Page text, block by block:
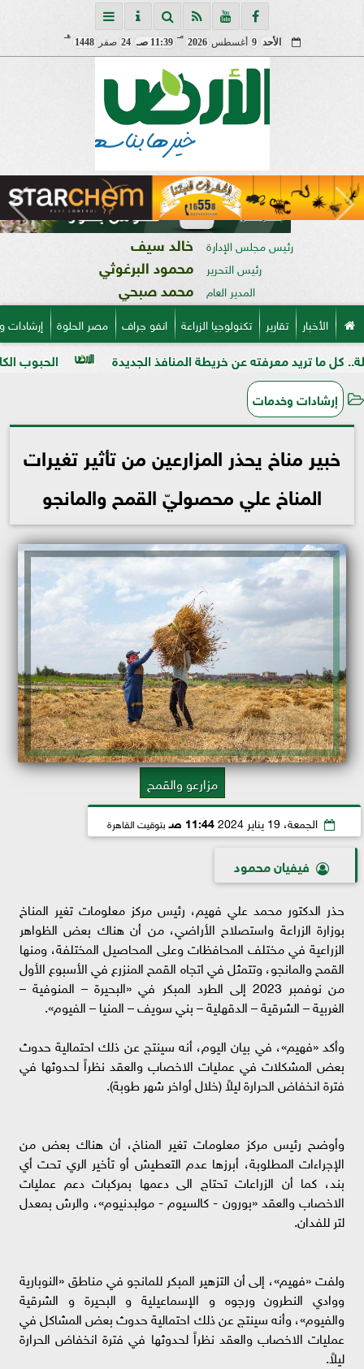
الأحد 9 أغسطس2026
مـ
11:39 صـ 24 صفر1448
هـ
رئيس مجلس الإدارة خالد سيف
رئيس التحرير محمود البرغوثي
المدير العام محمد صبحي
الأخبار تقارير تكنولوجيا الزراعة انفو جراف مصر الحلوة
الحبوب الكاملة معرفته عن خريطة المنافذ الجديدة
إرشادات وخدمات
خبير مناخ يحذر المزارعين من تأثير تغيرات
المناخ علي محصوليّ القمح والمانجو
مزارعو والقمح
الجمعة، 19 يناير 2024 11:44 صـ بتوقيت القاهرة
فيفيان محمود
حذر الدكتور محمد علي فهيم، رئيس مركز معلومات تغير المناخ
بوزارة الزراعة واستصلاح الأراضي، من أن هناك بعض الظواهر
الزراعية في مختلف المحافظات وعلى المحاصيل المختلفة، ومنها
القمح والمانجو، وتتمثل في اتجاه القمح المنزرع في الأسبوع الأول
من نوفمبر 2023 إلى الطرد المبكر في «البحيرة – المنوفية –
الغربية – الشرقية – الدقهلية – بني سويف – المنيا – الفيوم».
وأكد «فهيم»، في بيان اليوم، أنه سينتج عن ذلك احتمالية حدوث
بعض المشكلات في عمليات الاخصاب والعقد نظراً لحدوثها في
فترة انخفاض الحرارة ليلاً (خلال أواخر شهر طوبة).
وأوضح رئيس مركز معلومات تغير المناخ، أن هناك بعض من
الإجراءات المطلوبة، أبرزها عدم التعطيش أو تأخير الري تحت أي
بند، كما أن الزراعات تحتاج الى دعمها بمركبات دعم عمليات
الاخصاب والعقد «بورون - كالسيوم - مولبدنيوم»، والرش بمعدل
لتر للفدان.
ولفت «فهيم»، إلى أن التزهير المبكر للمانجو في مناطق «النوبارية
ووادي النطرون ورجوه و الإسماعيلية و البحيرة و الشرقية
والفيوم»، وأنه سينتج عن ذلك احتمالية حدوث بعض المشاكل في
عمليات الاخصاب والعقد نظراً لحدوثها في فترة انخفاض الحرارة
ليلاً.